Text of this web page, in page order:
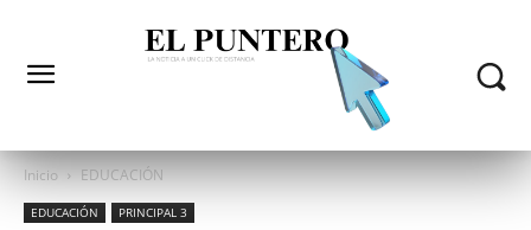
Inicio EDUCACIÓN
EDUCACIÓN PRINCIPAL 3